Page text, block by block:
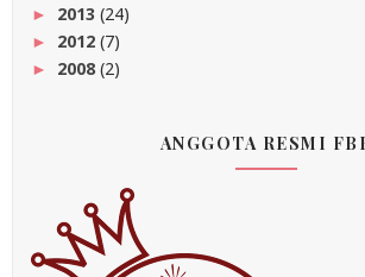
► 2013 (24)
► 2012 (7)
► 2008 (2)
ANGGOTA RESMI